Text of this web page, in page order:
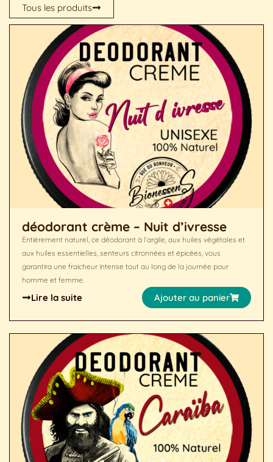
Tous les produits
déodorant crème – Nuit d’ivresse
Entièrement naturel, ce déodorant à l’argile, aux huiles végétales et
aux huiles essentielles, senteurs citronnées et épicées, vous
garantira une fraicheur intense tout au long de la journée pour
homme et femme.
Lire la suite Ajouter au panier